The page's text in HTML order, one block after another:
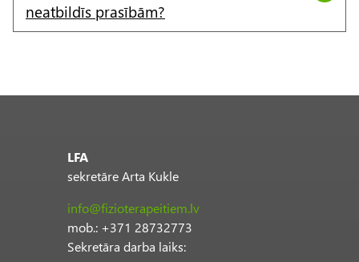
neatbildīs prasībām?
LFA
sekretāre Arta Kukle
info@fizioterapeitiem.lv
mob.: +371 28732773
Sekretāra darba laiks: